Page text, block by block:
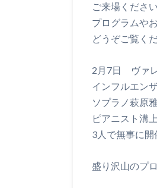
ご来場くださ
プログラムや
どうぞご覧く
2月7日 ヴァ
インフルエン
ソプラノ萩原
ピアニスト溝
3人で無事に開
盛り沢山のプ